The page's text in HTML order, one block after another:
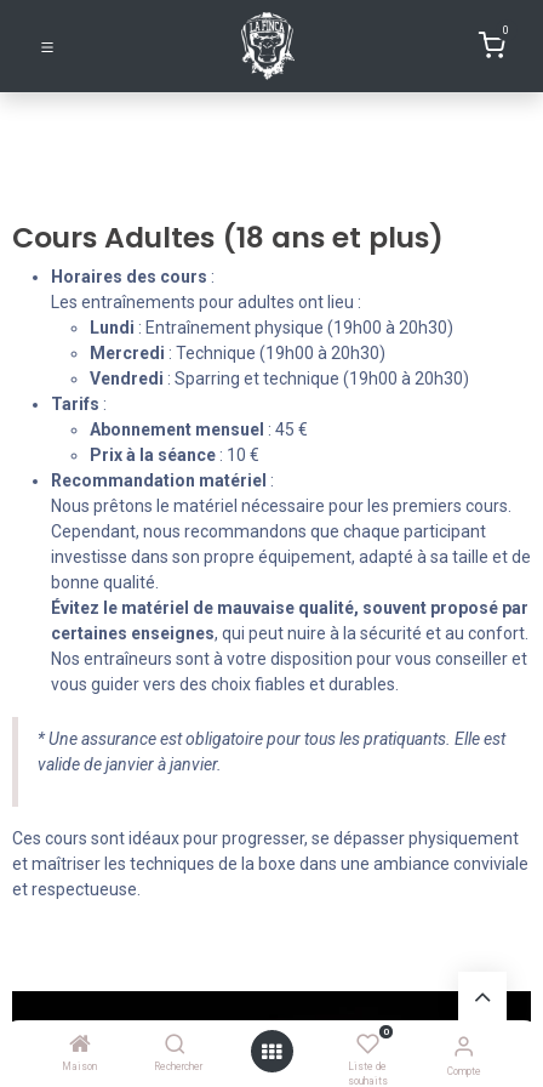
Maison Rechercher
0
Liste de
souhaits
Compte
0
Cours Adultes (18 ans et plus)
Horaires des cours :
Les entraînements pour adultes ont lieu :
Lundi : Entraînement physique (19h00 à 20h30)
Mercredi : Technique (19h00 à 20h30)
Vendredi : Sparring et technique (19h00 à 20h30)
Tarifs :
Abonnement mensuel : 45 €
Prix à la séance : 10 €
Recommandation matériel :
Nous prêtons le matériel nécessaire pour les premiers cours.
Cependant, nous recommandons que chaque participant
investisse dans son propre équipement, adapté à sa taille et de
bonne qualité.
Évitez le matériel de mauvaise qualité, souvent proposé par
certaines enseignes, qui peut nuire à la sécurité et au confort.
Nos entraîneurs sont à votre disposition pour vous conseiller et
vous guider vers des choix fiables et durables.
* Une assurance est obligatoire pour tous les pratiquants. Elle est
valide de janvier à janvier.
Ces cours sont idéaux pour progresser, se dépasser physiquement
et maîtriser les techniques de la boxe dans une ambiance conviviale
et respectueuse.